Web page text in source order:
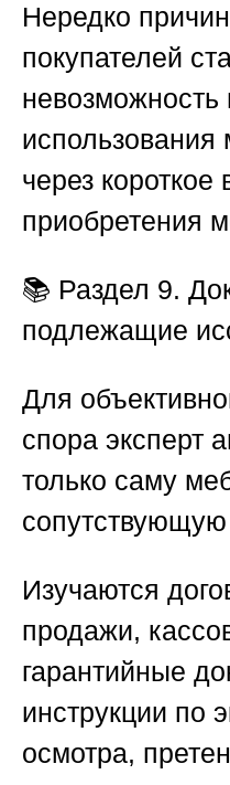
Нередко
покупателей
невозможность
через
приобретения
📚 Раздел 9.
подлежащие
Для
спора эксперт
только саму
Изучаются
продажи,
гарантийные
инструкции по
осмотра,